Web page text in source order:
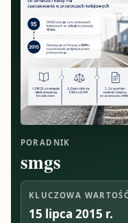
PORADNIK
smgs
KLUCZOWA WARTOŚĆ
15 lipca 2015 r.